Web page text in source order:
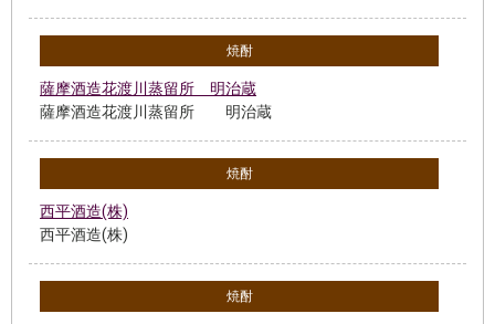
焼酎
薩摩酒造花渡川蒸留所 明治蔵
薩摩酒造花渡川蒸留所 明治蔵
焼酎
西平酒造(株)
西平酒造(株)
焼酎